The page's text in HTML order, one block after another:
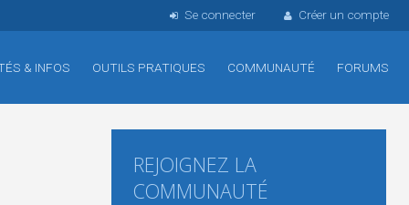
Se connecter Créer un compte
& INFOS OUTILS PRATIQUES COMMUNAUTÉ FORUMS
REJOIGNEZ LA
COMMUNAUTÉ